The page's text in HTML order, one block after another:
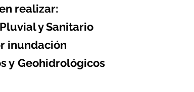
realizar:
y Sanitario
inundación
y Geohidrológicos